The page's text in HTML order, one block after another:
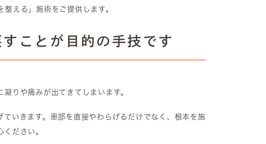
える」施術をご提供します。
ことが目的の手技です
りや痛みが出てきてしまいます。
いきます。患部を直接やわらげるだけでなく、根本を施
ださい。